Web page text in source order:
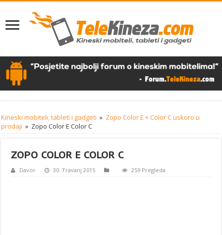
Kineski mobiteli, tableti i gadgeti » Zopo Color E + Color C uskoro u
prodaji » Zopo Color E Color C
ZOPO COLOR E COLOR C
Davor 30. Travanj 2015 259 Pregleda